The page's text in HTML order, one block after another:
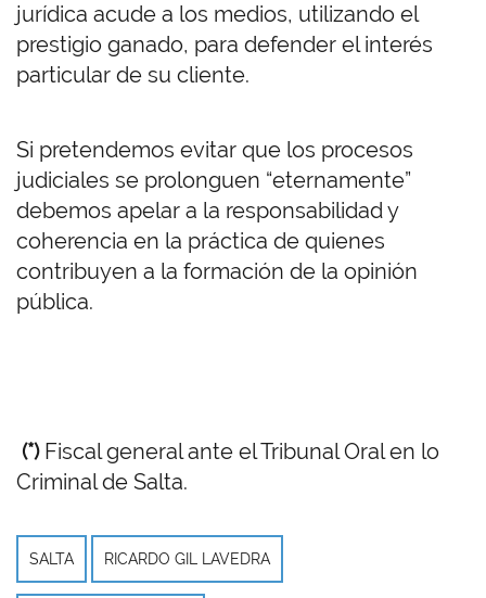
jurídica acude a los medios, utilizando el
prestigio ganado, para defender el interés
particular de su cliente.
Si pretendemos evitar que los procesos
judiciales se prolonguen “eternamente”
debemos apelar a la responsabilidad y
coherencia en la práctica de quienes
contribuyen a la formación de la opinión
pública.
(*)Fiscal general ante el Tribunal Oral en lo
Criminal de Salta.
SALTA RICARDO GIL LAVEDRA